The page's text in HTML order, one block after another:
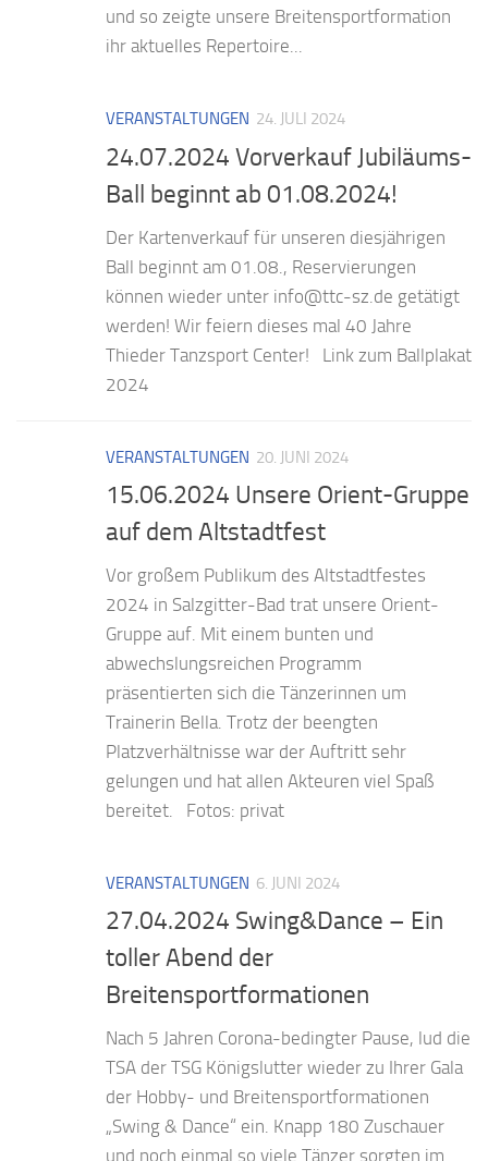
und so zeigte unsere Breitensportformation
ihr aktuelles Repertoire...
VERANSTALTUNGEN 24. JULI 2024
24.07.2024 Vorverkauf Jubiläums-
Ball beginnt ab 01.08.2024!
Der Kartenverkauf für unseren diesjährigen
Ball beginnt am 01.08., Reservierungen
können wieder unter info@ttc-sz.de getätigt
werden! Wir feiern dieses mal 40 Jahre
Thieder Tanzsport Center! Link zum Ballplakat
2024
VERANSTALTUNGEN 20. JUNI 2024
15.06.2024 Unsere Orient-Gruppe
auf dem Altstadtfest
Vor großem Publikum des Altstadtfestes
2024 in Salzgitter-Bad trat unsere Orient-
Gruppe auf. Mit einem bunten und
abwechslungsreichen Programm
präsentierten sich die Tänzerinnen um
Trainerin Bella. Trotz der beengten
Platzverhältnisse war der Auftritt sehr
gelungen und hat allen Akteuren viel Spaß
bereitet. Fotos: privat
VERANSTALTUNGEN 6. JUNI 2024
27.04.2024 Swing&Dance – Ein
toller Abend der
Breitensportformationen
Nach 5 Jahren Corona-bedingter Pause, lud die
TSA der TSG Königslutter wieder zu Ihrer Gala
der Hobby- und Breitensportformationen
„Swing & Dance“ ein. Knapp 180 Zuschauer
und noch einmal so viele Tänzer sorgten im